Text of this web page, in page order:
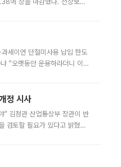
세이연 단절미사용 납입 한도
“오랫동안 운용하라더니 이제
정 시사
” 김정관 산업통상부 장관이 반
검토할 필요가 있다고 밝혔다.